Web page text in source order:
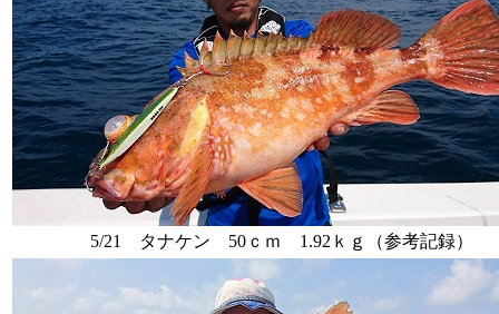
5/21 タナケン 50ｃｍ 1.92ｋｇ（参考記録）